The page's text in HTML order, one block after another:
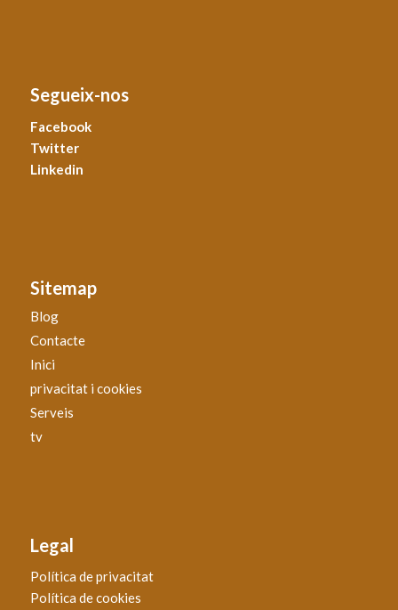
Segueix-nos
Facebook
Twitter
Linkedin
Sitemap
Blog
Contacte
Inici
privacitat i cookies
Serveis
tv
Legal
Política de privacitat
Política de cookies